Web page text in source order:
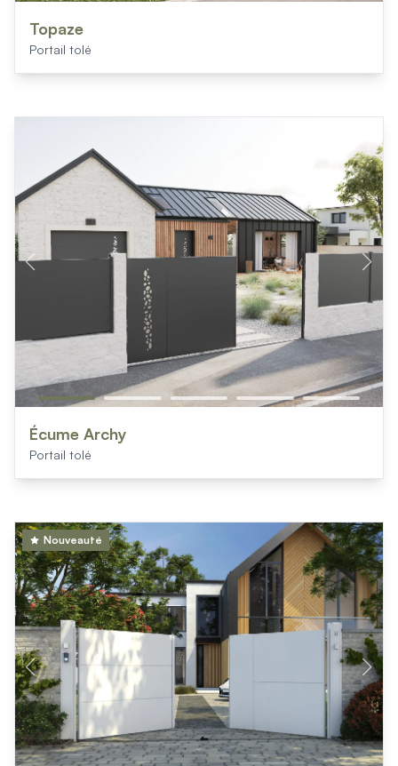
Accès Pro
Topaze
Portail tolé
Écume Archy
Portail tolé
Nouveauté